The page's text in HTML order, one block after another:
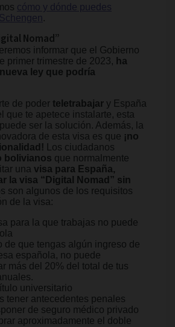
cómo y dónde puedes
.
Nomad”
informar que el Gobierno
primer trimestre de 2023, ha
ley que podría
de poder teletrabajar y España
que te apetece instalarte, esta
puede ser la solución. Además, la
de esta visa es que ¡no
Los ciudadanos
bolivianos que normalmente
una visa para España,
la visa “Digital Nomad” sin
son algunos de los requisitos
de la visa:
para la que trabajas no puede
de que tengas algún ingreso de
española, no puede
más del 20% del total de tus
universitario
tener antecedentes penales
de seguro médico privado
aproximadamente el doble